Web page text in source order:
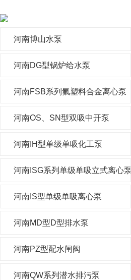
河南博山水泵
河南DG型锅炉给水泵
河南FSB系列氟塑料合金离心泵
河南OS、SN型双吸中开泵
河南IH型单级单吸化工泵
河南ISG系列单级单吸立式离心泵
河南IS型单级单吸离心泵
河南MD型D型排水泵
河南PZ型配水闸阀
河南QW系列潜水排污泵